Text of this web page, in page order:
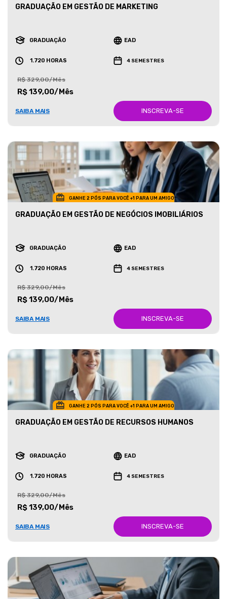
GRADUAÇÃO EM GESTÃO DE MARKETING
GRADUAÇÃO EAD
1.720 HORAS 4 SEMESTRES
R$ 329,00/Mês
R$ 139,00/Mês
SAIBA MAIS INSCREVA-SE
GANHE 2 PÓS PARA VOCÊ +1 PARA UM AMIGO
GRADUAÇÃO EM GESTÃO DE NEGÓCIOS IMOBILIÁRIOS
GRADUAÇÃO EAD
1.720 HORAS 4 SEMESTRES
R$ 329,00/Mês
R$ 139,00/Mês
SAIBA MAIS INSCREVA-SE
GANHE 2 PÓS PARA VOCÊ +1 PARA UM AMIGO
GRADUAÇÃO EM GESTÃO DE RECURSOS HUMANOS
GRADUAÇÃO EAD
1.720 HORAS 4 SEMESTRES
R$ 329,00/Mês
R$ 139,00/Mês
SAIBA MAIS INSCREVA-SE